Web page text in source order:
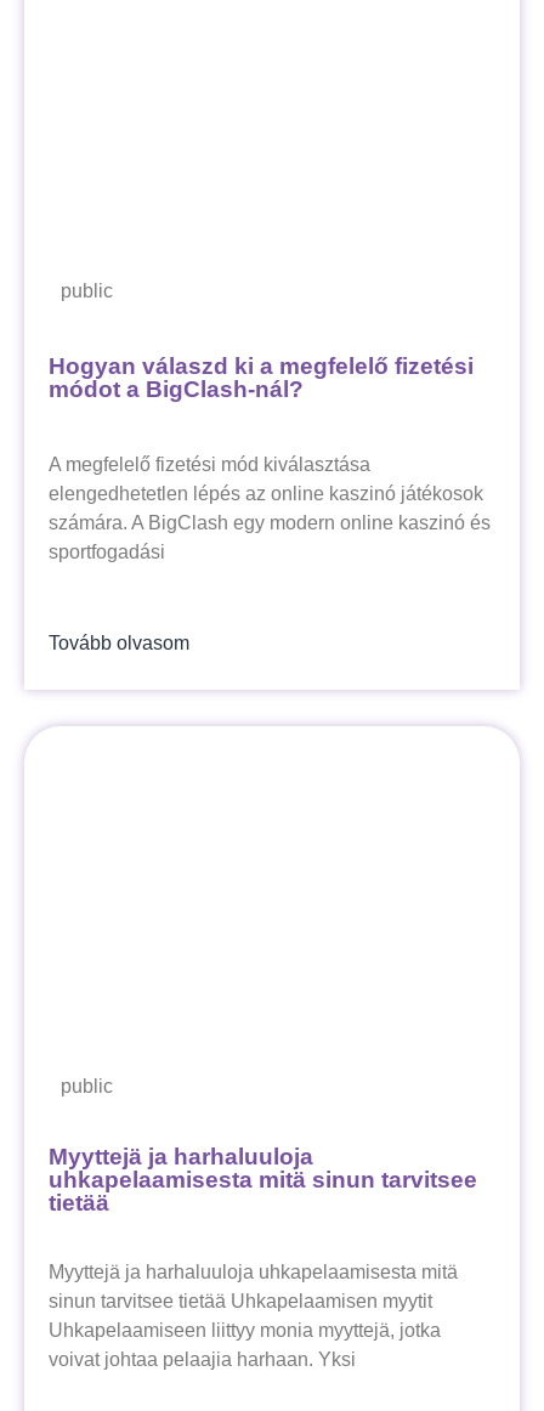
public
Hogyan válaszd ki a megfelelő fizetési
módot a BigClash-nál?
A megfelelő fizetési mód kiválasztása
elengedhetetlen lépés az online kaszinó játékosok
számára. A BigClash egy modern online kaszinó és
sportfogadási
Tovább olvasom
public
Myyttejä ja harhaluuloja
uhkapelaamisesta mitä sinun tarvitsee
tietää
Myyttejä ja harhaluuloja uhkapelaamisesta mitä
sinun tarvitsee tietää Uhkapelaamisen myytit
Uhkapelaamiseen liittyy monia myyttejä, jotka
voivat johtaa pelaajia harhaan. Yksi